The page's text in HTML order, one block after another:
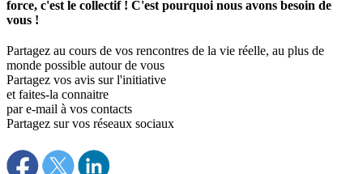
force, c'est le collectif ! C'est pourquoi nous avons besoin de
vous !
Partagez au cours de vos rencontres de la vie réelle, au plus de
monde possible autour de vous
Partagez vos avis sur l'initiative
et faites-la connaitre
par e-mail à vos contacts
Partagez sur vos réseaux sociaux